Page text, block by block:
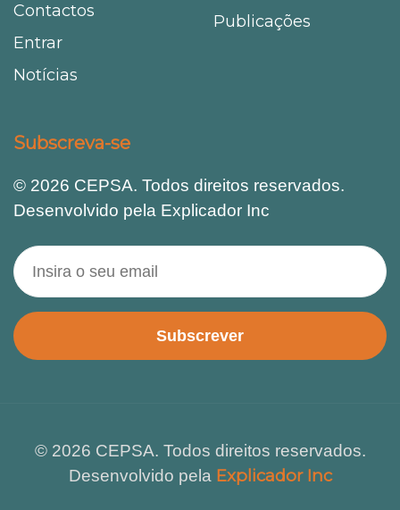
Contactos
Entrar
Notícias
Publicações
Subscreva-se
© 2026 CEPSA. Todos direitos reservados.
Desenvolvido pela Explicador Inc
Subscrever
© 2026 CEPSA. Todos direitos reservados.
Desenvolvido pela Explicador Inc